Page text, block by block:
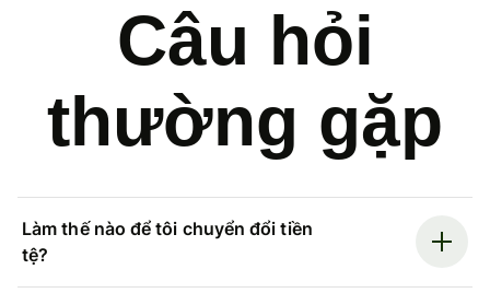
Câu hỏi
thường gặp
Làm thế nào để tôi chuyển đổi tiền
tệ?